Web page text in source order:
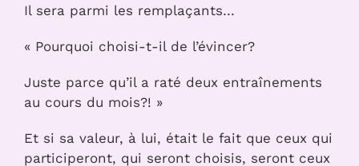
Il sera parmi les remplaçants…
« Pourquoi choisi-t-il de l’évincer?
Juste parce qu’il a raté deux entraînements
au cours du mois?! »
Et si sa valeur, à lui, était le fait que ceux qui
participeront, qui seront choisis, seront ceux